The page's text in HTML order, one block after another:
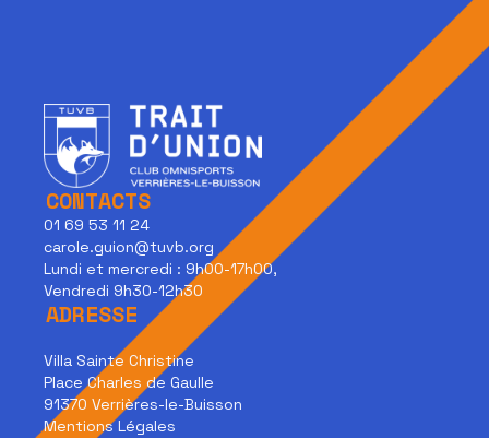
CONTACTS
01 69 53 11 24
carole.guion@tuvb.org
Lundi et mercredi : 9h00-17h00,
Vendredi 9h30-12h30
ADRESSE
Villa Sainte Christine
Place Charles de Gaulle
91370 Verrières-le-Buisson
Mentions Légales